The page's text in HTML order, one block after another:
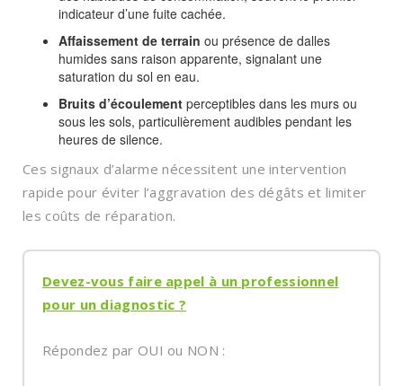
indicateur d’une fuite cachée.
Affaissement de terrain ou présence de dalles
humides sans raison apparente, signalant une
saturation du sol en eau.
Bruits d’écoulement perceptibles dans les murs ou
sous les sols, particulièrement audibles pendant les
heures de silence.
Ces signaux d’alarme nécessitent une intervention
rapide pour éviter l’aggravation des dégâts et limiter
les coûts de réparation.
Devez-vous faire appel à un professionnel
pour un diagnostic ?
Répondez par OUI ou NON :